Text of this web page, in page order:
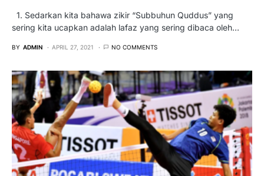
1. Sedarkan kita bahawa zikir “Subbuhun Quddus” yang
sering kita ucapkan adalah lafaz yang sering dibaca oleh…
BY ADMIN APRIL 27, 2021 NO COMMENTS